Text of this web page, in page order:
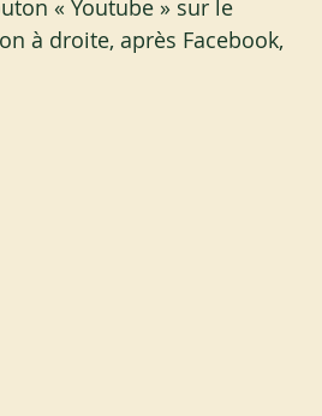
« Youtube » sur le
à droite, après Facebook,